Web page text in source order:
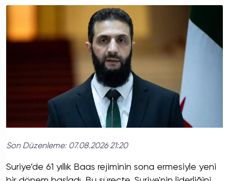
Son Düzenleme: 07.08.2026 21:20
Suriye’de 61 yıllık Baas rejiminin sona ermesiyle yeni